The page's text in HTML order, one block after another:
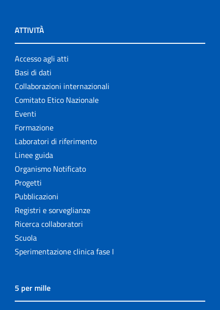
ATTIVITÀ
Accesso agli atti
Basi di dati
Collaborazioni internazionali
Comitato Etico Nazionale
Eventi
Formazione
Laboratori di riferimento
Linee guida
Organismo Notificato
Progetti
Pubblicazioni
Registri e sorveglianze
Ricerca collaboratori
Scuola
Sperimentazione clinica fase I
5 per mille